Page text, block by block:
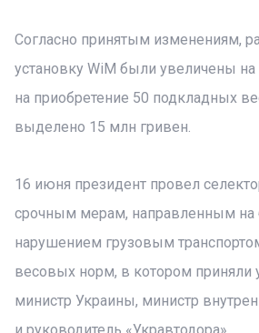
Согласно принятым изменениям,
установку WiM были увеличены
на приобретение 50 подкладных
выделено 15 млн гривен.
16 июня президент провел
срочным мерам, направленным на
нарушением грузовым
весовых норм, в котором приняли
министр Украины, министр